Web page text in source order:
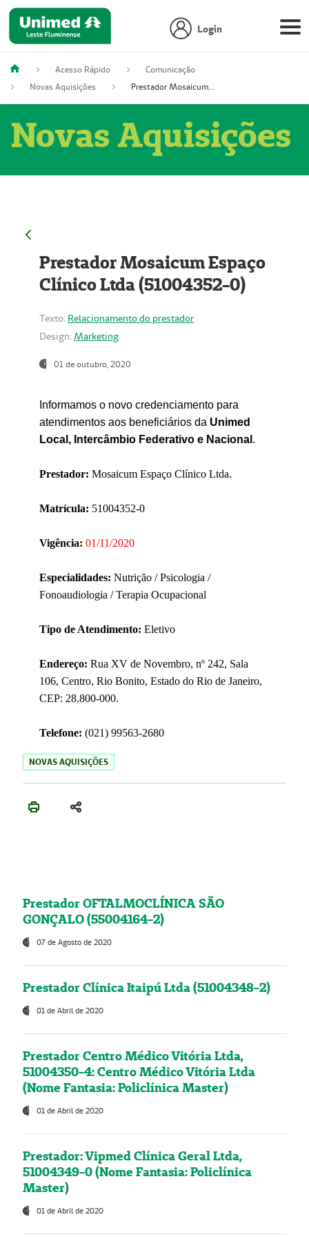
Login
Acesso Rápido
Comunicação
Novas Aquisições
Prestador Mosaicum Espaço Clínico Ltda (51004352-0)
Novas Aquisições
Prestador Mosaicum Espaço
Clínico Ltda (51004352-0)
Texto: Relacionamento do prestador
Design: Marketing
01 de outubro, 2020
Informamos o novo credenciamento para
atendimentos aos beneficiários da Unimed
Local, Intercâmbio Federativo e Nacional .
Prestador: Mosaicum Espaço Clínico Ltda.
Matrícula: 51004352-0
Vigência: 01/11/2020
Especialidades: Nutrição / Psicologia /
Fonoaudiologia / Terapia Ocupacional
Tipo de Atendimento: Eletivo
Endereço: Rua XV de Novembro, nº 242, Sala
106, Centro, Rio Bonito, Estado do Rio de Janeiro,
CEP: 28.800-000.
Telefone: (021) 99563-2680
NOVAS AQUISIÇÕES
Prestador OFTALMOCLÍNICA SÃO
GONÇALO (55004164-2)
07 de Agosto de 2020
Prestador Clínica Itaipú Ltda (51004348-2)
01 de Abril de 2020
Prestador Centro Médico Vitória Ltda,
51004350-4: Centro Médico Vitória Ltda
(Nome Fantasia: Policlínica Master)
01 de Abril de 2020
Prestador: Vipmed Clínica Geral Ltda,
51004349-0 (Nome Fantasia: Policlínica
Master)
01 de Abril de 2020